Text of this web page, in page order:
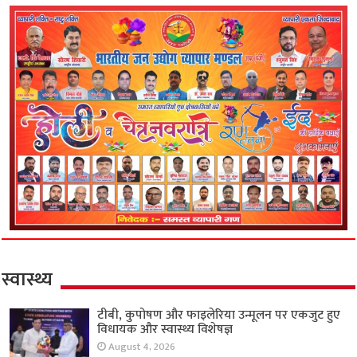
स्वास्थ्य
टीबी, कुपोषण और फाइलेरिया उन्मूलन पर एकजुट हुए
विधायक और स्वास्थ्य विशेषज्ञ
August 4, 2026